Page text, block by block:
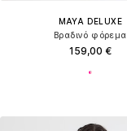
MAYA DELUXE
Βραδινό φόρεμα
159,00 €